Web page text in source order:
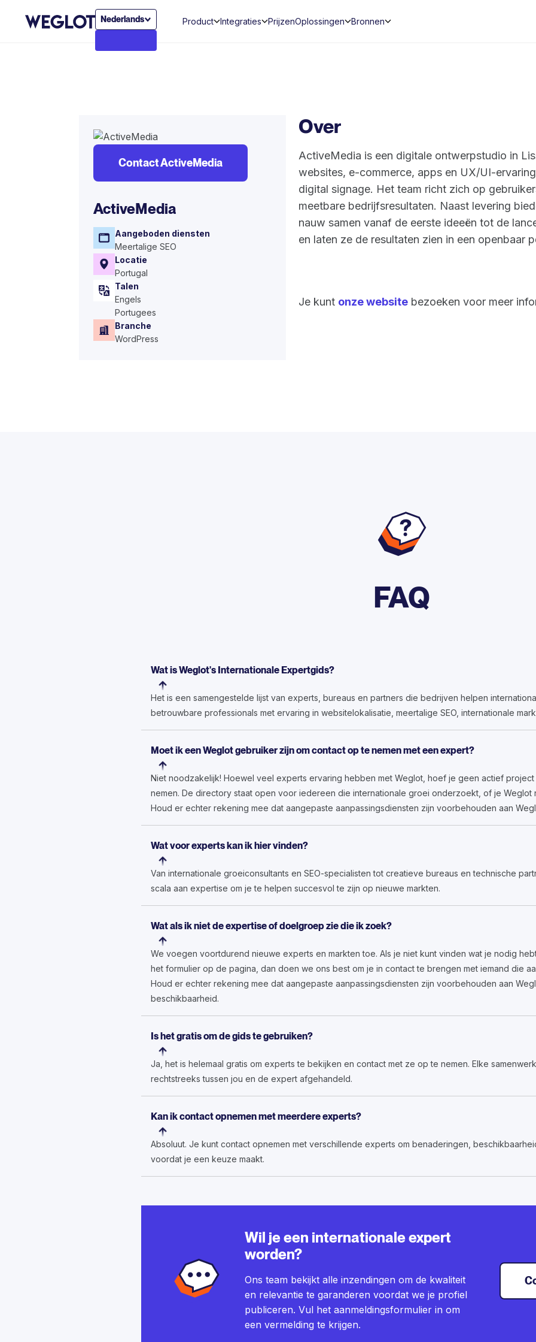
Nederlands Product Integraties PrijzenOplossingen Bronnen
Contact ActiveMedia
ActiveMedia
Aangeboden diensten
Meertalige SEO
Locatie
Portugal
Talen
Engels
Portugees
Branche
WordPress
Over
ActiveMedia is een digitale ontwerpstudio in
websites, e-commerce, apps en UX/UI-
digital signage. Het team richt zich op
meetbare bedrijfsresultaten. Naast levering
nauw samen vanaf de eerste ideeën tot de
en laten ze de resultaten zien in een openbaar
Je kunt onze website bezoeken voor meer
FAQ
Wat is Weglot's Internationale Expertgids?
Het is een samengestelde lijst van experts, bureaus en partners die bedrijven helpen
betrouwbare professionals met ervaring in websitelokalisatie, meertalige SEO, internationale
Moet ik een Weglot gebruiker zijn om contact op te nemen met een expert?
Niet noodzakelijk! Hoewel veel experts ervaring hebben met Weglot, hoef je geen actief
nemen. De directory staat open voor iedereen die internationale groei onderzoekt, of je Weglot
Houd er echter rekening mee dat aangepaste aanpassingsdiensten zijn voorbehouden aan
Wat voor experts kan ik hier vinden?
Van internationale groeiconsultants en SEO-specialisten tot creatieve bureaus en technische
scala aan expertise om je te helpen succesvol te zijn op nieuwe markten.
Wat als ik niet de expertise of doelgroep zie die ik zoek?
We voegen voortdurend nieuwe experts en markten toe. Als je niet kunt vinden wat je nodig
het formulier op de pagina, dan doen we ons best om je in contact te brengen met iemand die
Houd er echter rekening mee dat aangepaste aanpassingsdiensten zijn voorbehouden aan
beschikbaarheid.
Is het gratis om de gids te gebruiken?
Ja, het is helemaal gratis om experts te bekijken en contact met ze op te nemen. Elke
rechtstreeks tussen jou en de expert afgehandeld.
Kan ik contact opnemen met meerdere experts?
Absoluut. Je kunt contact opnemen met verschillende experts om benaderingen,
voordat je een keuze maakt.
Wil je een internationale expert
worden?
Ons team bekijkt alle inzendingen om de kwaliteit
en relevantie te garanderen voordat we je profiel
publiceren. Vul het aanmeldingsformulier in om
een vermelding te krijgen.